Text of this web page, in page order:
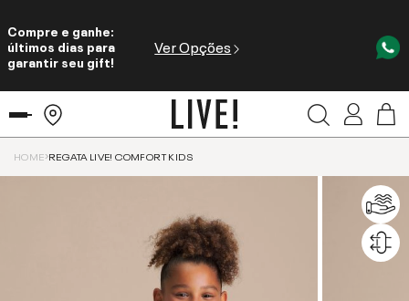
Compre e ganhe:
últimos dias para
garantir seu gift!
Ver Opções
HOME REGATA LIVE! COMFORT KIDS